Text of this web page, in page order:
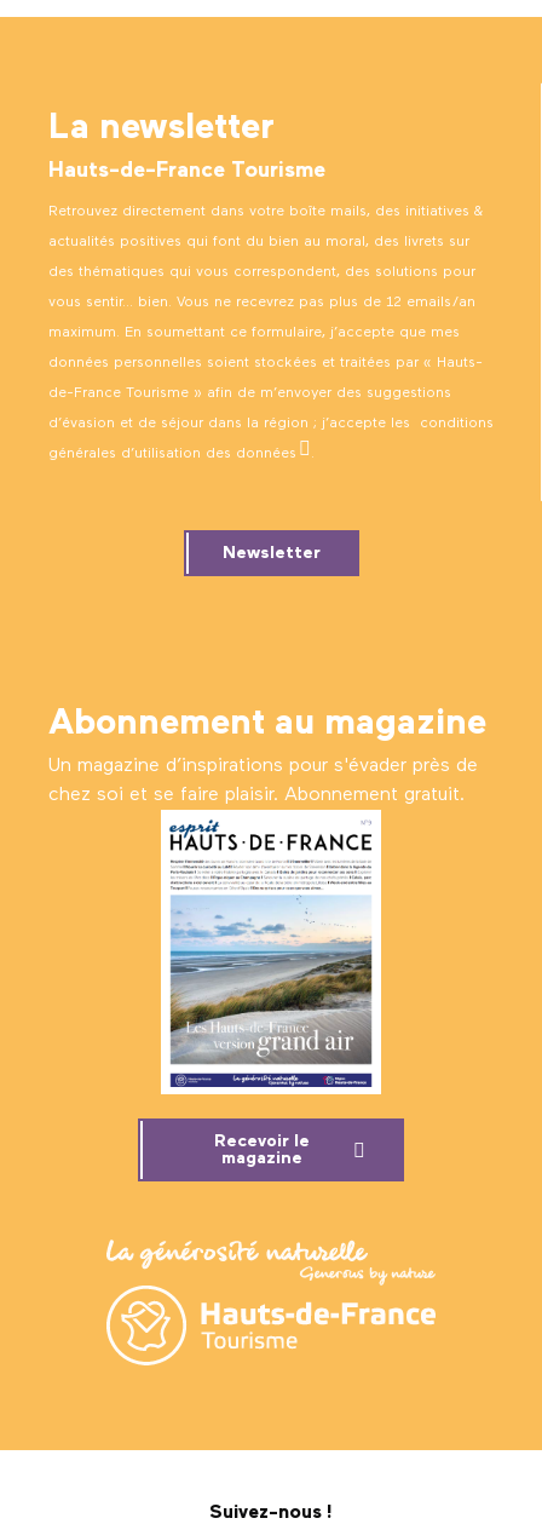
La newsletter
Hauts-de-France Tourisme
Retrouvez directement dans votre boîte mails, des initiatives &
actualités positives qui font du bien au moral, des livrets sur
des thématiques qui vous correspondent, des solutions pour
vous sentir… bien. Vous ne recevrez pas plus de 12 emails/an
maximum. En soumettant ce formulaire, j’accepte que mes
données personnelles soient stockées et traitées par « Hauts-
de-France Tourisme » afin de m’envoyer des suggestions
d’évasion et de séjour dans la région ; j’accepte les conditions
générales d’utilisation des données .
Newsletter
Abonnement au magazine
Un magazine d’inspirations pour s'évader près de
chez soi et se faire plaisir. Abonnement gratuit.
Recevoir le
magazine
Suivez-nous !